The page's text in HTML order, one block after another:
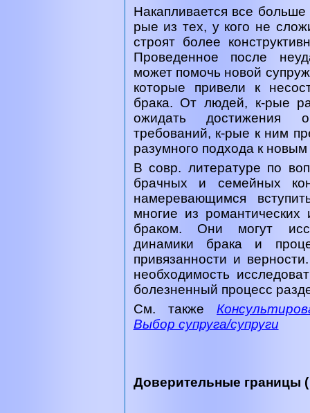
Накапливается все
рые из тех, у кого не
строят более
Проведенное после
может помочь новой
которые привели к
брака. От людей, к-рые
ожидать достижения
требований, к-рые к ним
разумного подхода к
В совр. литературе по
брачных и семейных
намеревающимся
многие из
браком. Они могут
динамики брака и
привязанности и
необходимость
болезненный процесс
См. также
Выбор супруга/супруги
Доверительные границы